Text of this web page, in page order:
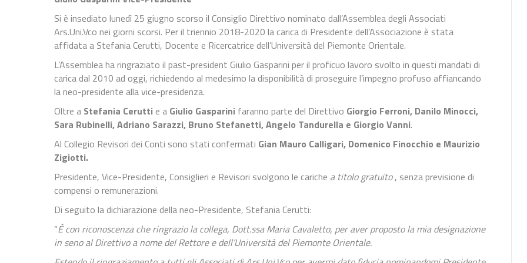
Si è insediato lunedì 25 giugno scorso il Consiglio Direttivo nominato dall’Assemblea degli Associati
Ars.Uni.Vco nei giorni scorsi. Per il triennio 2018-2020 la carica di Presidente dell’Associazione è stata
affidata a Stefania Cerutti, Docente e Ricercatrice dell’Università del Piemonte Orientale.
L’Assemblea ha ringraziato il past-president Giulio Gasparini per il proficuo lavoro svolto in questi mandati di
carica dal 2010 ad oggi, richiedendo al medesimo la disponibilità di proseguire l’impegno profuso affiancando
la neo-presidente alla vice-presidenza.
Oltre a Stefania Cerutti e a Giulio Gasparini faranno parte del Direttivo Giorgio Ferroni, Danilo Minocci,
Sara Rubinelli, Adriano Sarazzi, Bruno Stefanetti, Angelo Tandurella e Giorgio Vanni.
Al Collegio Revisori dei Conti sono stati confermati Gian Mauro Calligari, Domenico Finocchio e Maurizio
Zigiotti.
Presidente, Vice-Presidente, Consiglieri e Revisori svolgono le cariche a titolo gratuito, senza previsione di
compensi o remunerazioni.
Di seguito la dichiarazione della neo-Presidente, Stefania Cerutti:
“È con riconoscenza che ringrazio la collega, Dott.ssa Maria Cavaletto, per aver proposto la mia designazione
in seno al Direttivo a nome del Rettore e dell’Università del Piemonte Orientale.